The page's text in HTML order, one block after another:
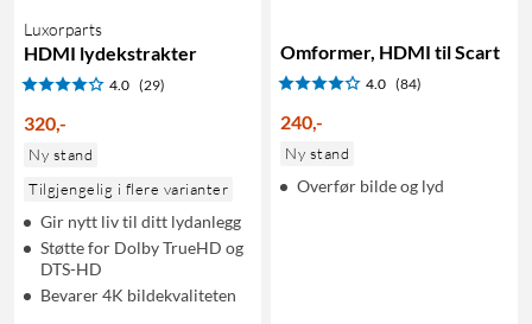
Luxorparts
HDMI lydekstrakter
4.0 (29)
320,-
Ny stand
Tilgjengelig i flere varianter
Gir nytt liv til ditt lydanlegg
Støtte for Dolby TrueHD og
DTS-HD
Bevarer 4K bildekvaliteten
Omformer, HDMI til Scart
4.0 (84)
240,-
Ny stand
Overfør bilde og lyd